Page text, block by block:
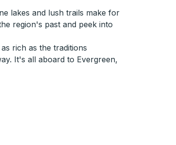
lakes and lush trails make for
region's past and peek into
rich as the traditions
It's all aboard to Evergreen,